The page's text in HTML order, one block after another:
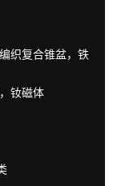
织复合锥盆，铁
钕磁体